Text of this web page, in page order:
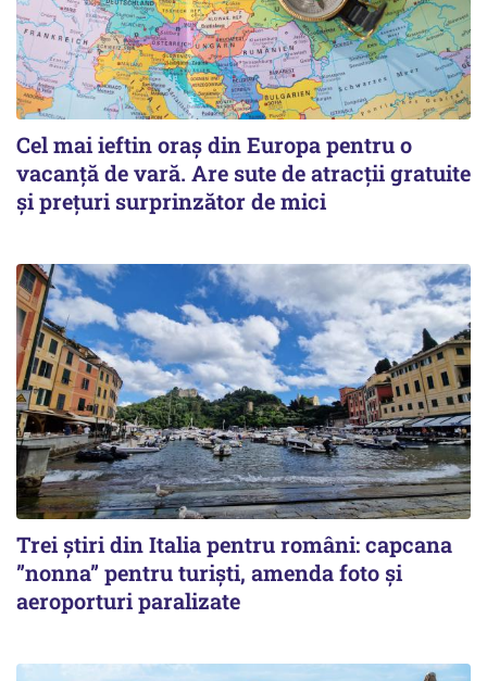
Cel mai ieftin oraș din Europa pentru o
vacanță de vară. Are sute de atracții gratuite
și prețuri surprinzător de mici
Trei știri din Italia pentru români: capcana
”nonna” pentru turiști, amenda foto și
aeroporturi paralizate